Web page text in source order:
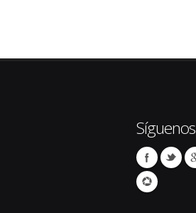
Síguenos